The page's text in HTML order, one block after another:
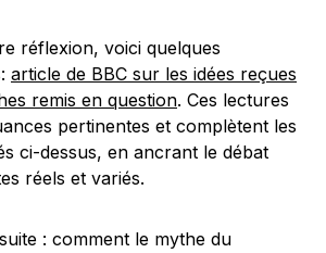
réflexion, voici quelques
article de BBC sur les idées reçues
remis en question. Ces lectures
pertinentes et complètent les
ci-dessus, en ancrant le débat
réels et variés.
: comment le mythe du